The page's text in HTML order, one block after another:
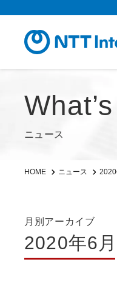
ニュース
HOME ニュース 2020
月別アーカイブ
2020年6月